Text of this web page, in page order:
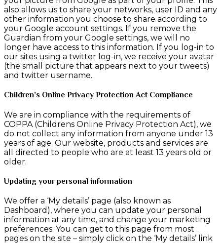
also allows us to share your networks, user ID and any
other information you choose to share according to
your Google account settings. If you remove the
Guardian from your Google settings, we will no
longer have access to this information. If you log-in to
our sites using a twitter log-in, we receive your avatar
(the small picture that appears next to your tweets)
and twitter username.
Children’s Online Privacy Protection Act Compliance
We are in compliance with the requirements of
COPPA (Childrens Online Privacy Protection Act), we
do not collect any information from anyone under 13
years of age. Our website, products and services are
all directed to people who are at least 13 years old or
older.
Updating your personal information
We offer a ‘My details’ page (also known as
Dashboard), where you can update your personal
information at any time, and change your marketing
preferences. You can get to this page from most
pages on the site – simply click on the ‘My details’ link